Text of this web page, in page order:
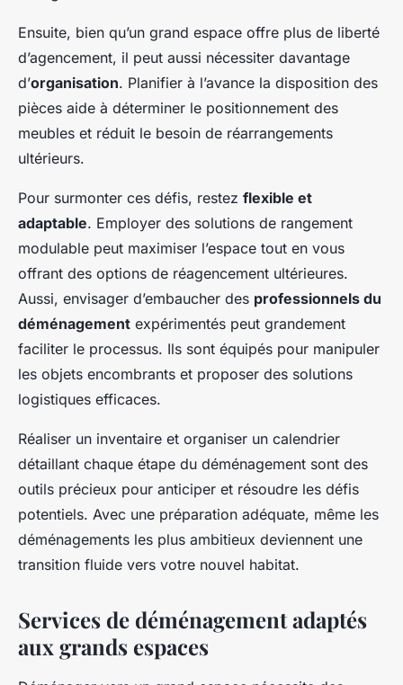
Ensuite, bien qu’un grand espace offre plus de liberté
d’agencement, il peut aussi nécessiter davantage
d’organisation. Planifier à l’avance la disposition des
pièces aide à déterminer le positionnement des
meubles et réduit le besoin de réarrangements
ultérieurs.
Pour surmonter ces défis, restez flexible et
adaptable. Employer des solutions de rangement
modulable peut maximiser l’espace tout en vous
offrant des options de réagencement ultérieures.
Aussi, envisager d’embaucher des professionnels du
déménagement expérimentés peut grandement
faciliter le processus. Ils sont équipés pour manipuler
les objets encombrants et proposer des solutions
logistiques efficaces.
Réaliser un inventaire et organiser un calendrier
détaillant chaque étape du déménagement sont des
outils précieux pour anticiper et résoudre les défis
potentiels. Avec une préparation adéquate, même les
déménagements les plus ambitieux deviennent une
transition fluide vers votre nouvel habitat.
Services de déménagement adaptés
aux grands espaces